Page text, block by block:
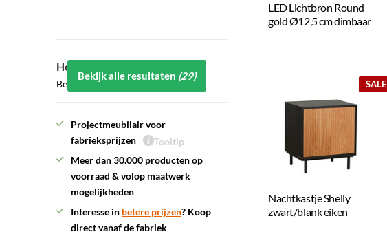
LED Lichtbron Round
gold Ø12,5 cm dimbaar
Nachtkastje Shelly
zwart/blank eiken
SALE
Bekijk alle resultaten (29)
Heeft u vragen?
Bel ons: 0591 - 547211
Projectmeubilair voor
fabrieksprijzen
Tooltip
Meer dan 30.000 producten op
voorraad & volop maatwerk
mogelijkheden
Interesse in betere prijzen? Koop
direct vanaf de fabriek